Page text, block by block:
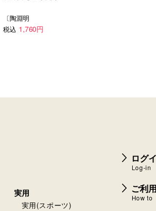
〔陶淵明
税込 1,760円
実用
実用(スポーツ)
ログ
Log-in
ご利
How to